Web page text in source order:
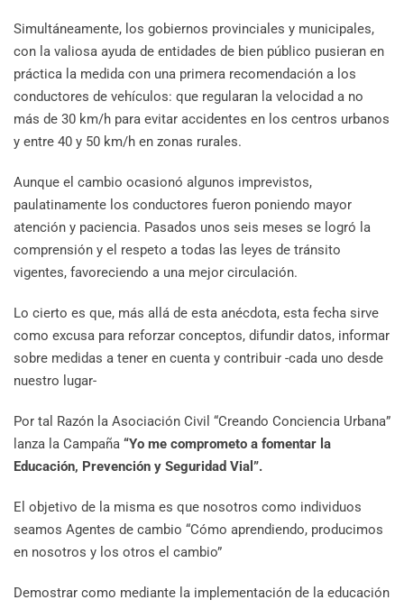
Simultáneamente, los gobiernos provinciales y municipales,
con la valiosa ayuda de entidades de bien público pusieran en
práctica la medida con una primera recomendación a los
conductores de vehículos: que regularan la velocidad a no
más de 30 km/h para evitar accidentes en los centros urbanos
y entre 40 y 50 km/h en zonas rurales.
Aunque el cambio ocasionó algunos imprevistos,
paulatinamente los conductores fueron poniendo mayor
atención y paciencia. Pasados unos seis meses se logró la
comprensión y el respeto a todas las leyes de tránsito
vigentes, favoreciendo a una mejor circulación.
Lo cierto es que, más allá de esta anécdota, esta fecha sirve
como excusa para reforzar conceptos, difundir datos, informar
sobre medidas a tener en cuenta y contribuir -cada uno desde
nuestro lugar-
Por tal Razón la Asociación Civil “Creando Conciencia Urbana”
lanza la Campaña “Yo me comprometo a fomentar la
Educación, Prevención y Seguridad Vial”.
El objetivo de la misma es que nosotros como individuos
seamos Agentes de cambio “Cómo aprendiendo, producimos
en nosotros y los otros el cambio”
Demostrar como mediante la implementación de la educación